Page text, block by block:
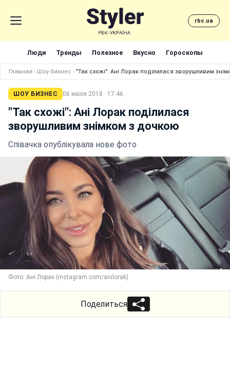
rbc.ua
Люди Тренды Полезное Вкусно Гороскопы
Главная › Шоу бизнес › "Так схожі": Ані Лорак поділилася зворушливим
ШОУ БИЗНЕС 06 июля 2018 · 17:46
"Так схожі": Ані Лорак поділилася
зворушливим знімком з дочкою
Співачка опублікувала нове фото
Фото: Ані Лорак (instagram.com/anilorak)
Поделиться